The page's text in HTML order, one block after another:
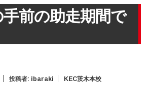
前の助走期間で
投稿者: ibaraki KEC茨木本校